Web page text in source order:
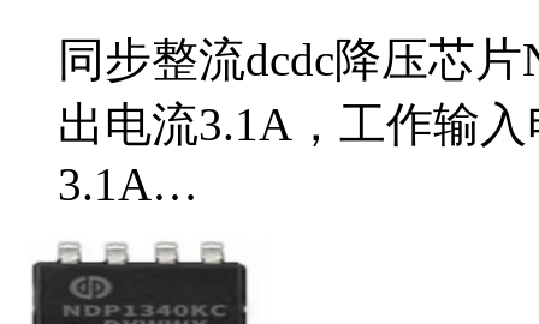
同步整流dcdc降压芯
出电流3.1A，工作输
3.1A…